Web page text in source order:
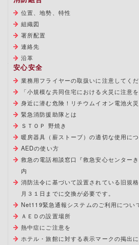
位置、地勢、特性
組織図
署所配置
連絡先
沿革
安心安全
業務用フライヤーの取扱いに注意してくだ
「小規模な共同住宅における火災に注意を
身近に潜む危険！リチウムイオン電池火
緊急消防援助隊とは
ＳＴＯＰ 野焼き
暖房器具（薪ストーブ）の適切な使用に
AEDの使い方
救急の電話相談窓口『救急安心センター
内
消防法令に基づいて設置されている旧規
月３１日までに交換が必要です。
Net119緊急通報システムのご利用につい
ＡＥＤの設置場所
熱中症にご注意を
ホテル・旅館に対する表示マークの掲出